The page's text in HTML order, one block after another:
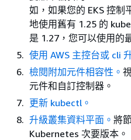
如，如果您的 EKS 控制
地使用舊有 1.25 的
是 1.27，您可以使用的
使用 AWS 主控台或 cli
檢閱附加元件相容性。
元件和自訂控制器。
更新 kubectl。
升級叢集資料平面。 將
Kubernetes 次要版本。